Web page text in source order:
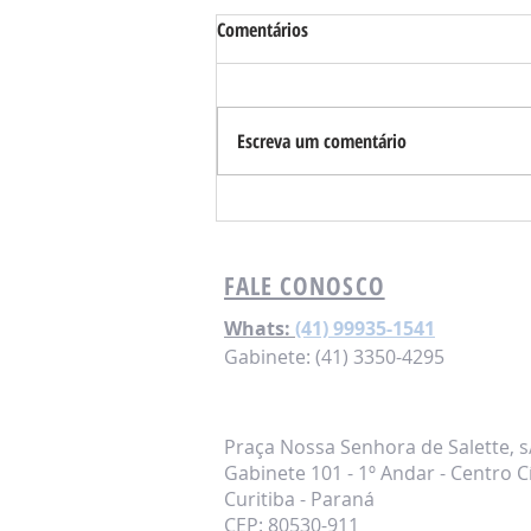
Paraná
Comentários
Escreva um comentário
FALE CONOSCO
Whats: (41) 99935-1541
Gabinete: (41) 3350-4295
Praça Nossa Senhora de Salette,
Gabinete 101 - 1º Andar - Centro
Curitiba - Paraná
CEP: 80530-911